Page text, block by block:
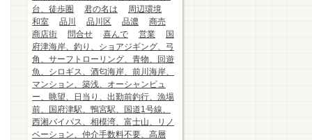
台、徒歩圏
君の名は
周辺環境
和室
品川 品川区 品濃
商売
商店街
問合せ 喜んで 営業
国
府津海岸、釣り、ショアジギング、弓
角、サーフトローリング、青物、回遊
魚、シロギス、酒匂海岸、前川海岸、
マンション、築浅、オーシャンビュ
ー、眺望、日当り、出勤前釣行、漁場
前、国府津駅、鴨宮駅、国道1号線、
西湘バイパス、相模湾、富士山、リノ
ベーション、仲介手数料不要、高層